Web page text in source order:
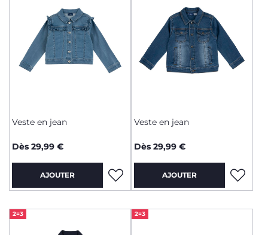
Veste en jean
Dès 29,99 €
AJOUTER
Veste en jean
Dès 29,99 €
AJOUTER
2=3 2=3